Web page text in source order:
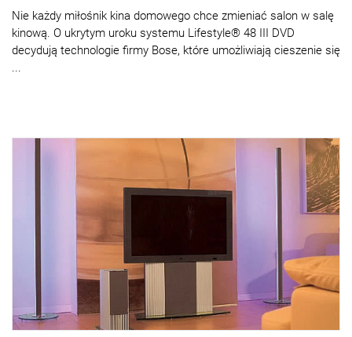
Nie każdy miłośnik kina domowego chce zmieniać salon w salę
kinową. O ukrytym uroku systemu Lifestyle® 48 III DVD
decydują technologie firmy Bose, które umożliwiają cieszenie się
...